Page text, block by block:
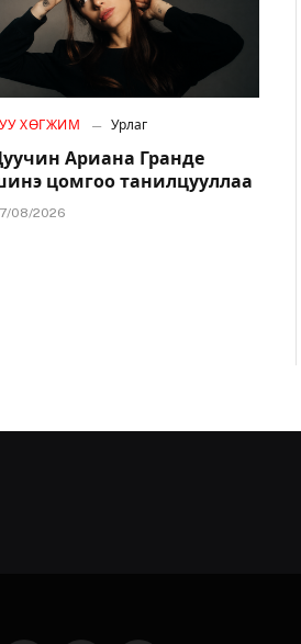
ХӨГЖИМ Урлаг
Ариана Гранде
цомгоо танилцууллаа
08/2026